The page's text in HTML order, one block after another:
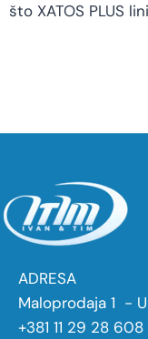
što XATOS PLUS
ADRESA
Maloprodaja 1 -
+381 11 29 28 608